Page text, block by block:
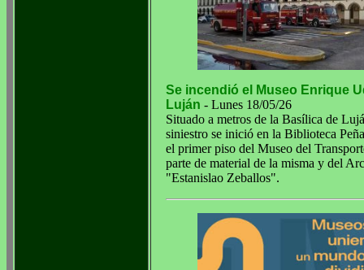
Se incendió el Museo Enrique
Luján - Lunes 18/05/26
Situado a metros de la Basílica de
siniestro se inició en la Biblioteca
el primer piso del Museo del
parte de material de la misma y del
"Estanislao Zeballos".